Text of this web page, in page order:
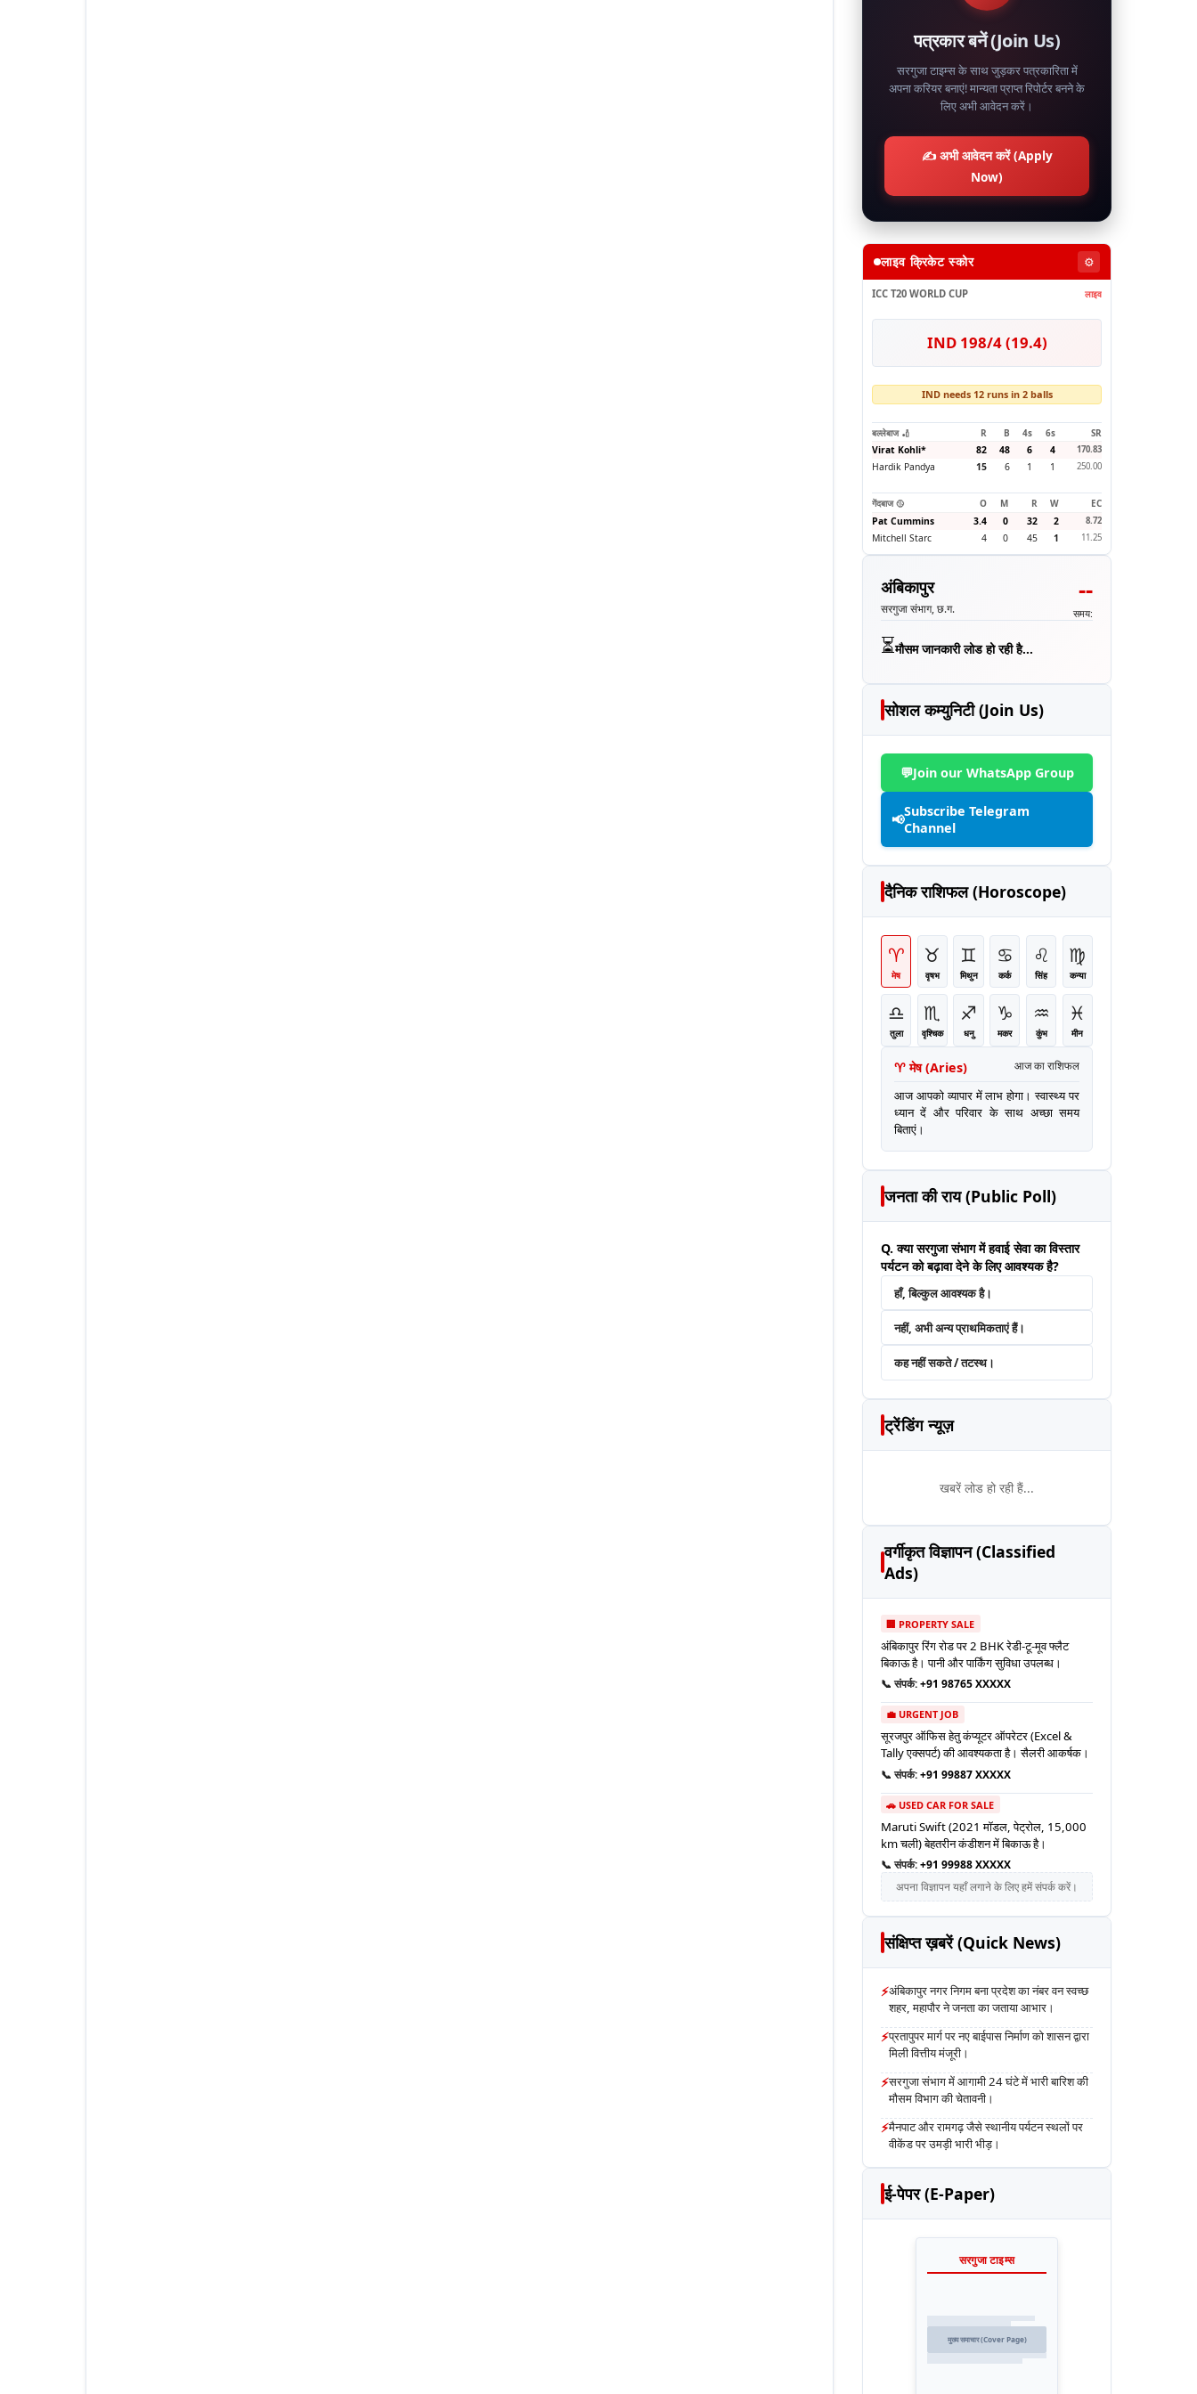
पत्रकार बनें (Join Us)
सरगुजा टाइम्स के साथ जुड़कर पत्रकारिता में
अपना करियर बनाएं! मान्यता प्राप्त रिपोर्टर बनने के
लिए अभी आवेदन करें।
✍️ अभी आवेदन करें (Apply
Now)
लाइव क्रिकेट स्कोर ⚙️
ICC T20 WORLD CUP लाइव
IND 198/4 (19.4)
IND needs 12 runs in 2 balls
बल्लेबाज 🏏 R B 4s 6s
SR
Virat Kohli* 82 48 6 4 170.83
Hardik Pandya 15 6 1 1 250.00
गेंदबाज 🥎 O M R W
EC
Pat Cummins
3.4 0 32 2 8.72
Mitchell Starc 4 0 45 1 11.25
अंबिकापुर
सरगुजा संभाग, छ.ग.
--
समय:
⏳मौसम जानकारी लोड हो रही है...
सोशल कम्युनिटी (Join Us)
💬Join our WhatsApp Group
📢Subscribe Telegram
Channel
दैनिक राशिफल (Horoscope)
♈
मेष
♉
वृषभ
♊
मिथुन
♋
कर्क
♌
सिंह
♍
कन्या
♎
तुला
♏
वृश्चिक
♐
धनु
♑
मकर
♒
कुंभ
♓
मीन
♈ मेष(Aries) आज का राशिफल
आज आपको व्यापार में लाभ होगा। स्वास्थ्य पर
ध्यान दें और परिवार के साथ अच्छा समय
बिताएं।
जनता की राय (Public Poll)
Q. क्या सरगुजा संभाग में हवाई सेवा का विस्तार
पर्यटन को बढ़ावा देने के लिए आवश्यक है?
हाँ, बिल्कुल आवश्यक है।
नहीं, अभी अन्य प्राथमिकताएं हैं।
कह नहीं सकते / तटस्थ।
ट्रेंडिंग न्यूज़
खबरें लोड हो रही हैं...
वर्गीकृत विज्ञापन (Classified
Ads)
🏢 PROPERTY SALE
अंबिकापुर रिंग रोड पर 2 BHK रेडी-टू-मूव फ्लैट
बिकाऊ है। पानी और पार्किंग सुविधा उपलब्ध।
📞 संपर्क:+91 98765 XXXXX
💼 URGENT JOB
सूरजपुर ऑफिस हेतु कंप्यूटर ऑपरेटर (Excel &
Tally एक्सपर्ट) की आवश्यकता है। सैलरी आकर्षक।
📞 संपर्क:+91 99887 XXXXX
🚗 USED CAR FOR SALE
Maruti Swift (2021 मॉडल, पेट्रोल, 15,000
km चली) बेहतरीन कंडीशन में बिकाऊ है।
📞 संपर्क:+91 99988 XXXXX
अपना विज्ञापन यहाँ लगाने के लिए हमें संपर्क करें।
संक्षिप्त ख़बरें (Quick News)
⚡अंबिकापुर नगर निगम बना प्रदेश का नंबर वन स्वच्छ
शहर, महापौर ने जनता का जताया आभार।
⚡प्रतापुपर मार्ग पर नए बाईपास निर्माण को शासन द्वारा
मिली वित्तीय मंजूरी।
⚡सरगुजा संभाग में आगामी 24 घंटे में भारी बारिश की
मौसम विभाग की चेतावनी।
⚡मैनपाट और रामगढ़ जैसे स्थानीय पर्यटन स्थलों पर
वीकेंड पर उमड़ी भारी भीड़।
ई-पेपर (E-Paper)
सरगुजा टाइम्स
मुख्य समाचार (Cover Page)